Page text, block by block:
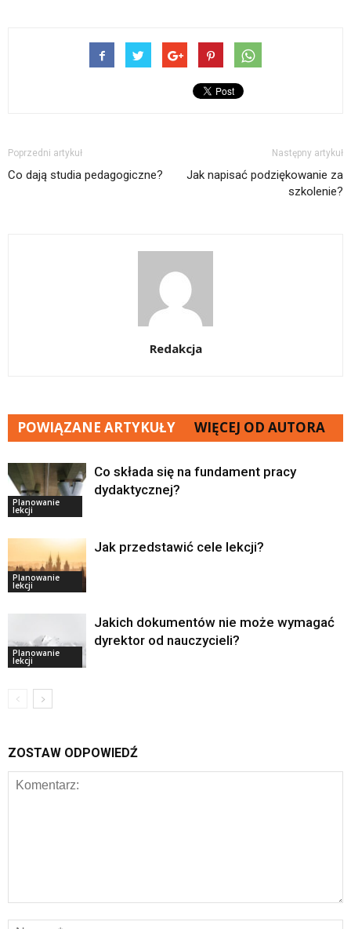
Poprzedni artykuł
Co dają studia pedagogiczne?
Następny artykuł
Jak napisać podziękowanie za
szkolenie?
Redakcja
POWIĄZANE ARTYKUŁY WIĘCEJ OD AUTORA
Planowanie
lekcji
Co składa się na fundament pracy
dydaktycznej?
Planowanie
lekcji
Jak przedstawić cele lekcji?
Planowanie
lekcji
Jakich dokumentów nie może wymagać
dyrektor od nauczycieli?
ZOSTAW ODPOWIEDŹ